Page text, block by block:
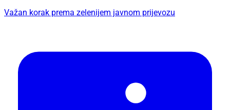
Važan korak prema zelenijem javnom prijevozu